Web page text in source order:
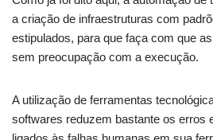
a criação de infraestruturas com
estipulados, para que faça com que
sem preocupação com a execução.
A utilização de ferramentas
softwares reduzem bastante os erros